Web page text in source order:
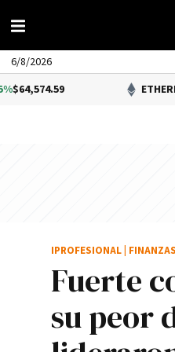
6/8/2026
ETHEREUM0.78%
Fuerte
su peor
IPROFESIONAL FINANZAS